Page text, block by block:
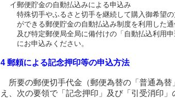
イ郵便貯金の自動払込みによる申込み
特殊切手やふるさと切手を継続して購入御希望
ができる郵便貯金の自動払込み制度を利用した
及び特定郵便局全局に備付けの「自動払込利用
にお申込みください。
4 郵頼による記念押印等の申込方法
所要の郵便切手代金（郵便為替の「普通為替
え、次の要領で「記念押印」及び「引受消印」